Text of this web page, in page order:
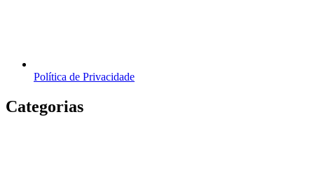
Política de Privacidade
Categorias